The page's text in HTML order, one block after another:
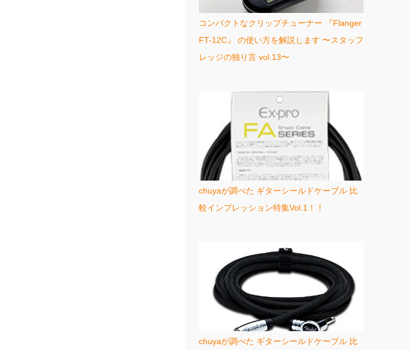
コンパクトなクリップチューナー 『Flanger
FT-12C』 の使い方を解説します 〜スタッフ
レッジの独り言 vol.13〜
chuyaが調べた ギターシールドケーブル 比
較インプレッション特集Vol.1！！
chuyaが調べた ギターシールドケーブル 比